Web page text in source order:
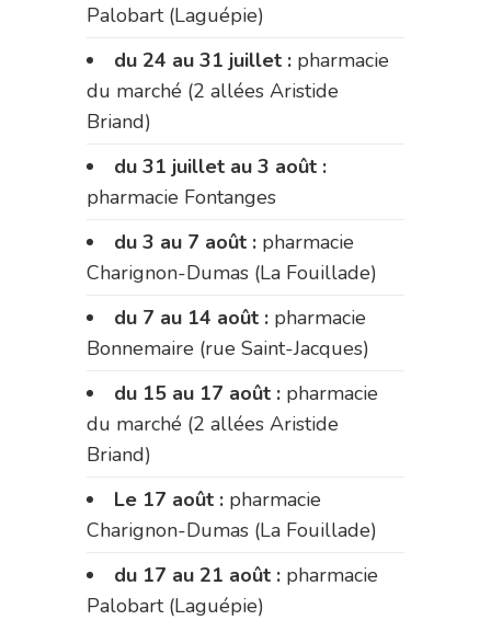
Palobart (Laguépie)
du 24 au 31 juillet : pharmacie
du marché (2 allées Aristide
Briand)
du 31 juillet au 3 août :
pharmacie Fontanges
du 3 au 7 août : pharmacie
Charignon-Dumas (La Fouillade)
du 7 au 14 août : pharmacie
Bonnemaire (rue Saint-Jacques)
du 15 au 17 août : pharmacie
du marché (2 allées Aristide
Briand)
Le 17 août : pharmacie
Charignon-Dumas (La Fouillade)
du 17 au 21 août : pharmacie
Palobart (Laguépie)